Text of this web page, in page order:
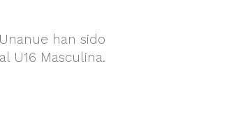
han sido
U16 Masculina.